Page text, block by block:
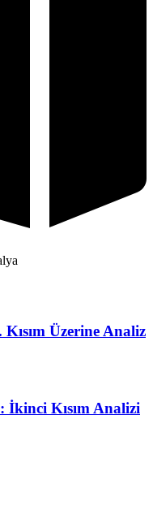
Üzerine Analiz
İkinci Kısım Analizi